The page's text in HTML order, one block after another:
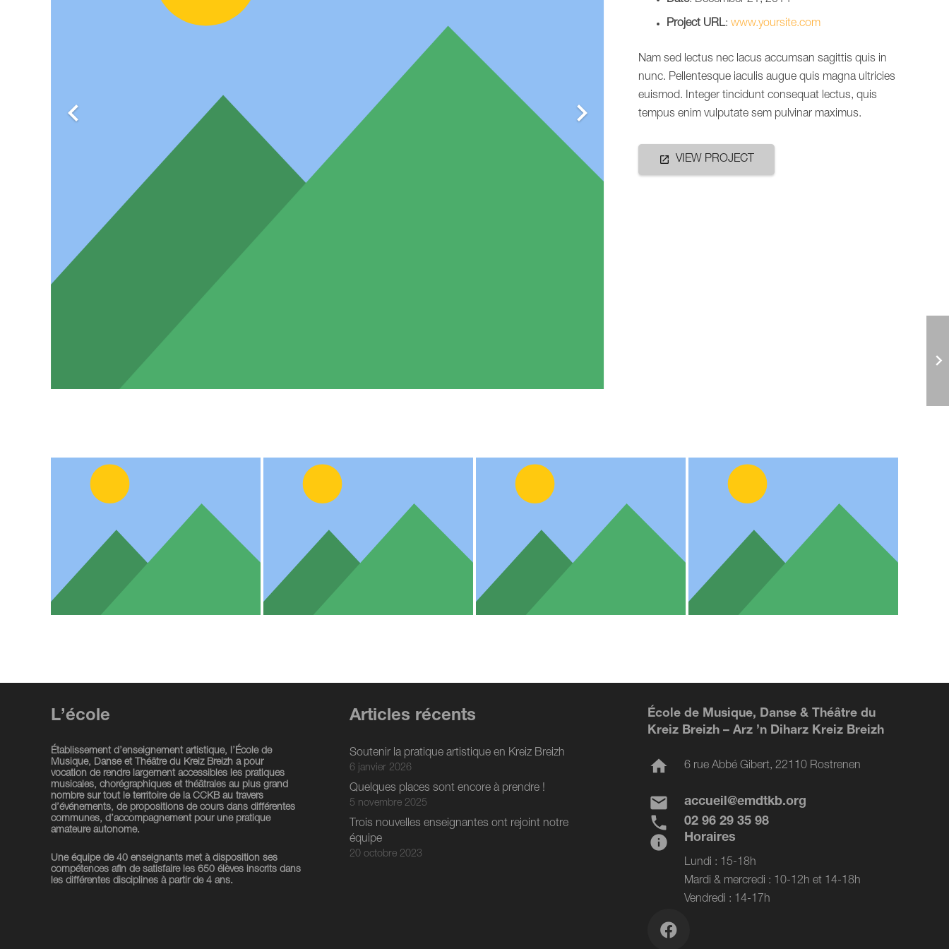
Project URL: www.yoursite.com
Nam sed lectus nec lacus accumsan sagittis quis in
nunc. Pellentesque iaculis augue quis magna ultricies
euismod. Integer tincidunt consequat lectus, quis
tempus enim vulputate sem pulvinar maximus.
open_in_new VIEW PROJECT
L’école
Établissement d’enseignement artistique, l’École de
Musique, Danse et Théâtre du Kreiz Breizh a pour
vocation de rendre largement accessibles les pratiques
musicales, chorégraphiques et théâtrales au plus grand
nombre sur tout le territoire de la CCKB au travers
d’événements, de propositions de cours dans différentes
communes, d’accompagnement pour une pratique
amateure autonome.
Une équipe de 40 enseignants met à disposition ses
compétences afin de satisfaire les 650 élèves inscrits dans
les différentes disciplines à partir de 4 ans.
Articles récents
Soutenir la pratique artistique en Kreiz Breizh
6 janvier 2026
Quelques places sont encore à prendre !
5 novembre 2025
Trois nouvelles enseignantes ont rejoint notre
équipe
20 octobre 2023
École de Musique, Danse & Théâtre du
Kreiz Breizh – Arz ’n Diharz Kreiz Breizh
home 6 rue Abbé Gibert, 22110 Rostrenen
mail accueil@emdtkb.org
phone 02 96 29 35 98
info Horaires
Lundi : 15-18h
Mardi & mercredi : 10-12h et 14-18h
Vendredi : 14-17h